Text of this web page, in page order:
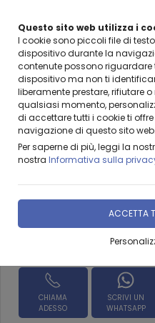
Questo sito web utilizza i
I cookie sono piccoli file di
dispositivo durante la
contenute possono riguardare
dispositivo ma non ti
liberamente prestare, rifiutare
qualsiasi momento,
di accettare tutti i cookie ti
navigazione di questo sito web.
Per saperne di più, leggi la
nostra Informativa sulla
ACCETTA
BENVENUTI
Home Prodotti & Servizi Muracel
Murafix
DISPONIBILITÀ IMMEDIATA
Richiedi
CHIAMA
ADESSO
SCRIVI UN
WHATSAPP